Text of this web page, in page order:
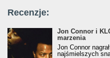
Recenzje:
Jon Connor i
marzenia
Jon Connor
najśmielszych